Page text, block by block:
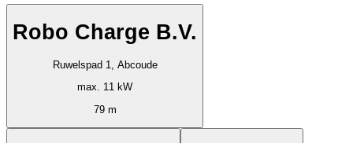
Robo Charge B.V.
Ruwelspad 1, Abcoude
max. 11 kW
79 m